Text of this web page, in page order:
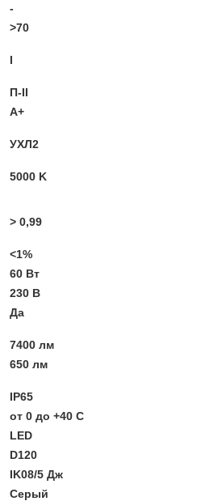
-
>70
I
П-ІІ
A+
УХЛ2
5000 K
> 0,99
<1%
60 Вт
230 В
Да
7400 лм
650 лм
IP65
от 0 до +40 C
LED
D120
IK08/5 Дж
Серый